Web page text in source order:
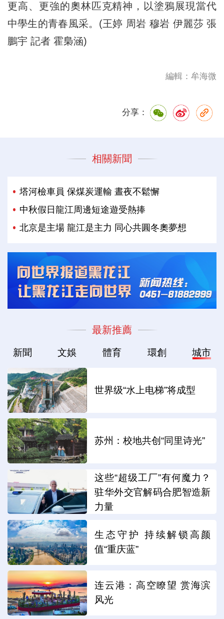
更高、更強的奧林匹克精神，以塗鴉展現當代
中學生的青春風采。(王婷 周岩 穆岩 伊麗莎 張
鵬宇 記者 霍梟涵)
編輯：牟海微
分享：
相關新聞
塔河檢車員 保煤炭運輸 晝夜不鬆懈
中秋假日龍江周邊短途遊受熱捧
北京是主場 龍江是主力 同心共圓冬奧夢想
最新推薦
新聞 文娛 體育 環創 城市
世界级“水上电梯”将成型
苏州：校地共创“同里诗光”
这些“超级工厂”有何魔力？
驻华外交官解码合肥智造新
力量
生态守护 持续解锁高颜
值“重庆蓝”
连云港：高空瞭望 赏海滨
风光